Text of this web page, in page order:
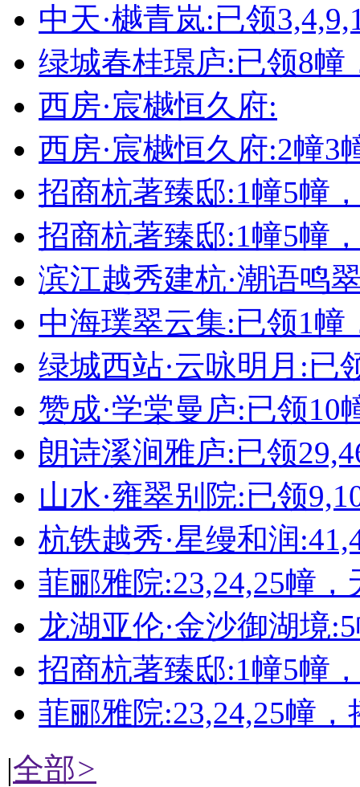
中天·樾青岚:已领
绿城春桂璟庐:已领8幢
西房·宸樾恒久府:
西房·宸樾恒久府:2幢3
招商杭著臻邸:1幢5幢
招商杭著臻邸:1幢5幢
滨江越秀建杭·潮语鸣
中海璞翠云集:已领1幢
绿城西站·云咏明月:已
赞成·学棠曼庐:已领10
朗诗溪涧雅庐:已领
山水·雍翠别院:已领
杭铁越秀·星缦和润
菲郦雅院:23,24,25幢，
龙湖亚伦·金沙御湖境
招商杭著臻邸:1幢5幢
菲郦雅院:23,24,25幢，
|全部>